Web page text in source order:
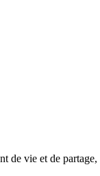
de vie et de